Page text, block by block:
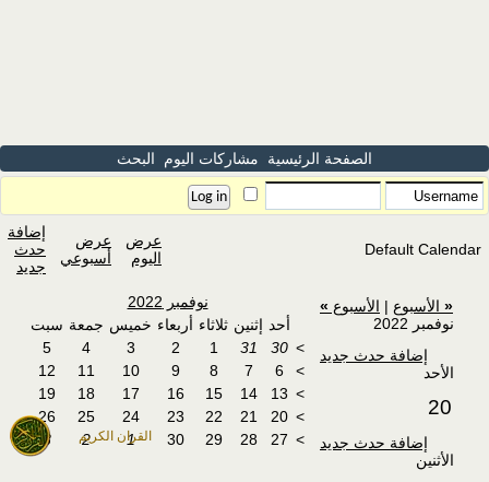
القران الكريم
الصفحة الرئيسية مشاركات اليوم البحث
Default Calendar
عرض
اليوم
عرض
أسبوعي
إضافة
حدث
جديد
« الأسبوع | الأسبوع »
نوفمبر 2022
إضافة حدث جديد
الأحد
20
إضافة حدث جديد
الأثنين
نوفمبر 2022
أحد إثنين ثلاثاء أربعاء خميس جمعة سبت
>
30
31
1
2
3
4
5
>
6
7
8
9
10
11
12
>
13
14
15
16
17
18
19
>
20
21
22
23
24
25
26
>
27
28
29
30
1
2
3